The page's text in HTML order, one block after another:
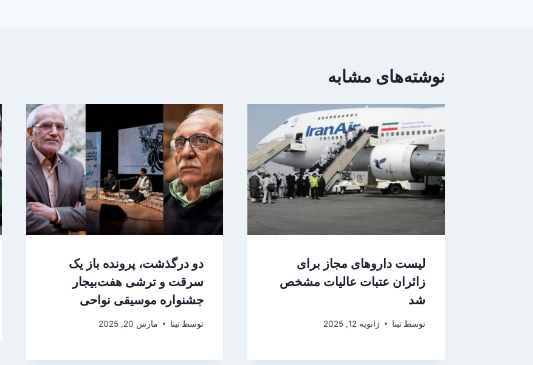
نوشته‌های مشابه
لیست داروهای مجاز برای
زائران عتبات عالیات مشخص
شد
توسط تینا ژانویه 12, 2025
دو درگذشت، پرونده باز یک
سرقت و ترشی هفت‌بیجار
جشنواره موسیقی نواحی
توسط تینا مارس 20, 2025